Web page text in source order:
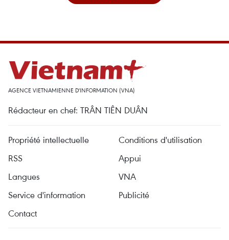
AGENCE VIETNAMIENNE D'INFORMATION (VNA)
Rédacteur en chef: TRÂN TIÊN DUÂN
Propriété intellectuelle
Conditions d'utilisation
RSS
Appui
Langues
VNA
Service d'information
Publicité
Contact